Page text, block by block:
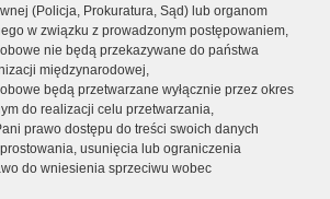
(Policja, Prokuratura, Sąd) lub organom
w związku z prowadzonym postępowaniem,
nie będą przekazywane do państwa
międzynarodowej,
będą przetwarzane wyłącznie przez okres
do realizacji celu przetwarzania,
prawo dostępu do treści swoich danych
usunięcia lub ograniczenia
do wniesienia sprzeciwu wobec